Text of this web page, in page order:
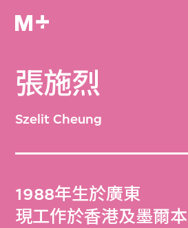
張施烈
Szelit Cheung
1988年生於廣東
現工作於香港及墨爾本